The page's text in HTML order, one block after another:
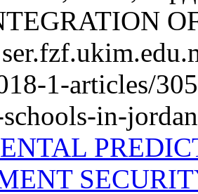
1-articles/
in-jordan